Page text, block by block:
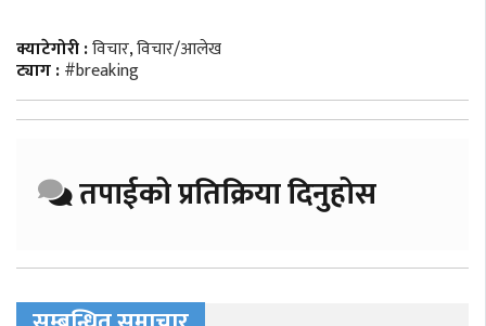
क्याटेगोरी :विचार,विचार/आलेख
ट्याग :#breaking
तपाईको प्रतिक्रिया दिनुहोस